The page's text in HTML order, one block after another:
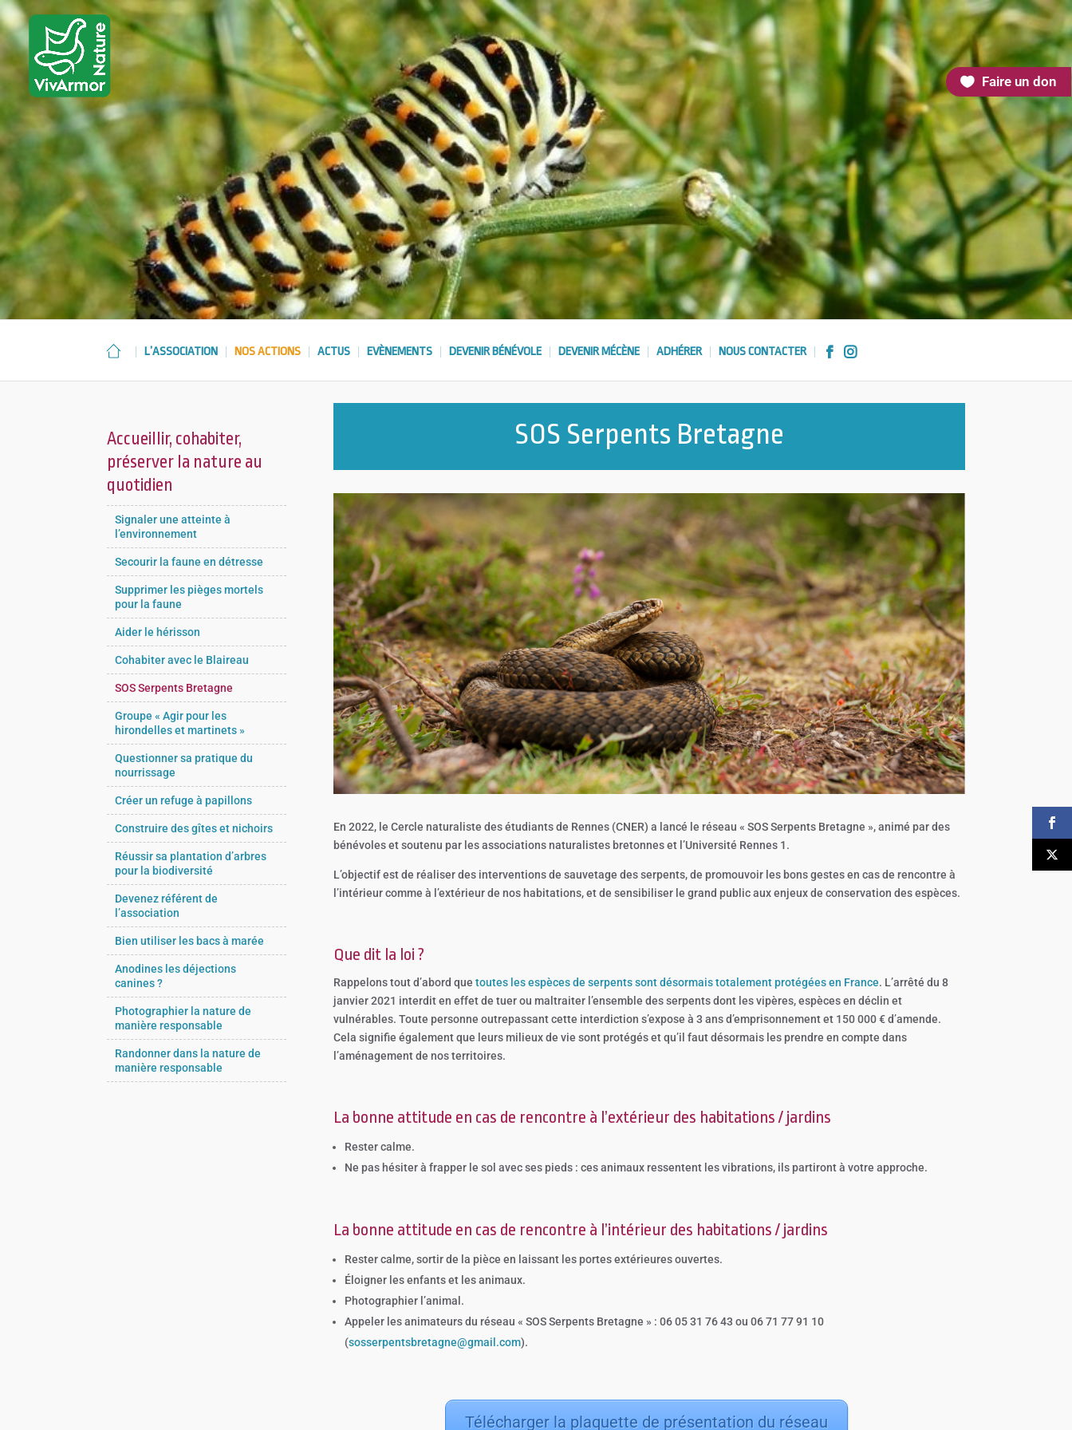
Faire un don
L’ASSOCIATION NOS ACTIONS ACTUS EVÈNEMENTS DEVENIR BÉNÉVOLE DEVENIR MÉCÈNE ADHÉRER NOUS CONTACTER  
Accueillir, cohabiter,
préserver la nature au
quotidien
Signaler une atteinte à
l’environnement
Secourir la faune en détresse
Supprimer les pièges mortels
pour la faune
Aider le hérisson
Cohabiter avec le Blaireau
SOS Serpents Bretagne
Groupe « Agir pour les
hirondelles et martinets »
Questionner sa pratique du
nourrissage
Créer un refuge à papillons
Construire des gîtes et nichoirs
Réussir sa plantation d’arbres
pour la biodiversité
Devenez référent de
l’association
Bien utiliser les bacs à marée
Anodines les déjections
canines ?
Photographier la nature de
manière responsable
Randonner dans la nature de
manière responsable
SOS Serpents Bretagne
En 2022, le Cercle naturaliste des étudiants de Rennes (CNER) a lancé le réseau « SOS Serpents Bretagne », animé par des
bénévoles et soutenu par les associations naturalistes bretonnes et l’Université Rennes 1.
L’objectif est de réaliser des interventions de sauvetage des serpents, de promouvoir les bons gestes en cas de rencontre à
l’intérieur comme à l’extérieur de nos habitations, et de sensibiliser le grand public aux enjeux de conservation des espèces.
Que dit la loi ?
Rappelons tout d’abord que toutes les espèces de serpents sont désormais totalement protégées en France. L’arrêté du 8
janvier 2021 interdit en effet de tuer ou maltraiter l’ensemble des serpents dont les vipères, espèces en déclin et
vulnérables. Toute personne outrepassant cette interdiction s’expose à 3 ans d’emprisonnement et 150 000 € d’amende.
Cela signifie également que leurs milieux de vie sont protégés et qu’il faut désormais les prendre en compte dans
l’aménagement de nos territoires.
La bonne attitude en cas de rencontre à l’extérieur des habitations / jardins
Rester calme.
Ne pas hésiter à frapper le sol avec ses pieds : ces animaux ressentent les vibrations, ils partiront à votre approche.
La bonne attitude en cas de rencontre à l’intérieur des habitations / jardins
Rester calme, sortir de la pièce en laissant les portes extérieures ouvertes.
Éloigner les enfants et les animaux.
Photographier l’animal.
Appeler les animateurs du réseau « SOS Serpents Bretagne » : 06 05 31 76 43 ou 06 71 77 91 10
(sosserpentsbretagne@gmail.com).
Télécharger la plaquette de présentation du réseau